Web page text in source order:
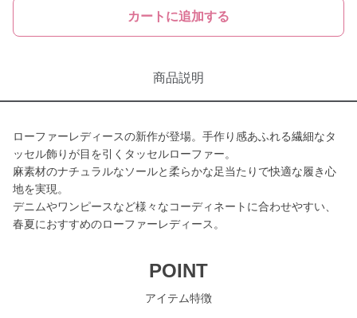
カートに追加する
商品説明
ローファーレディースの新作が登場。手作り感あふれる繊細なタ
ッセル飾りが目を引くタッセルローファー。
麻素材のナチュラルなソールと柔らかな足当たりで快適な履き心
地を実現。
デニムやワンピースなど様々なコーディネートに合わせやすい、
春夏におすすめのローファーレディース。
POINT
アイテム特徴